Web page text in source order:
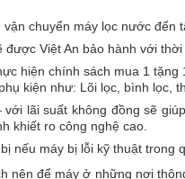
chuyển máy lọc nước đến
Việt An bảo hành với
hiện chính sách mua 1
kiện như: Lõi lọc, bình lọc,
lãi suất không đồng sẽ
khiết ro công nghệ cao.
nếu máy bị lỗi kỹ thuật trong
nên để máy ở những nơi